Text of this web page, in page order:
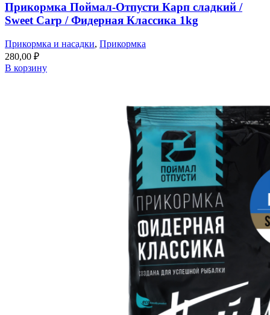
Прикормка Поймал-Отпусти Карп сладкий /
Sweet Carp / Фидерная Классика 1kg
Прикормка и насадки, Прикормка
280,00 ₽
В корзину